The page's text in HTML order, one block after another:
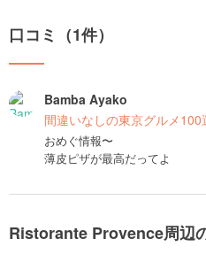
口コミ（1件）
Bamba Ayako
間違いなしの東京グルメ100
おめぐ情報〜
薄皮ピザが最高だってよ
Ristorante Provence周辺